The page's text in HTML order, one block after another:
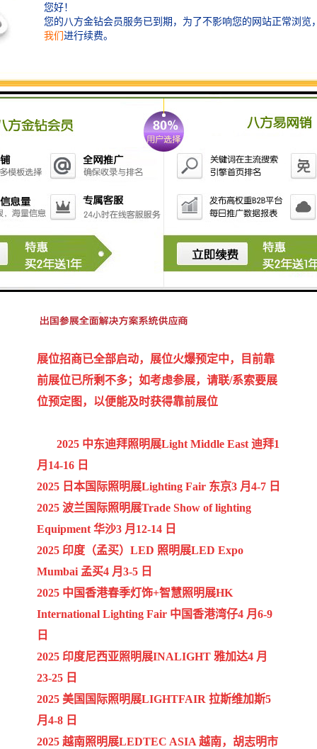
照明展区：
内照明、专业照明、工业照明等。
备/机械及相关产品、LED驱动器及电源供应器、
LED、OLED、FEL、无机EL
及其他照明设备。
【参展咨询】广州中际展览策划有限公司
中际展览具有20年的外展服务经验！展位预定-展品运
输-签证-机票酒店-补贴一站式服务
地址：广州市番禺区迎宾路93号信基玥岛创展中心1606-
1607室
展位招商已全部启动，展位火爆预定中，目前靠
前展位已所剩不多；如考虑参展，请联/系索要展
位预定图，以便能及时获得靠前展位
2025 中东迪拜照明展Light Middle East 迪拜1
月14-16 日
2025 日本国际照明展Lighting Fair 东京3 月4-7 日
2025 波兰国际照明展Trade Show of lighting
Equipment 华沙3 月12-14 日
2025 印度（孟买）LED 照明展LED Expo
Mumbai 孟买4 月3-5 日
2025 中国香港春季灯饰+智慧照明展HK
International Lighting Fair 中国香港湾仔4 月6-9
日
2025 印度尼西亚照明展INALIGHT 雅加达4 月
23-25 日
2025 美国国际照明展LIGHTFAIR 拉斯维加斯5
月4-8 日
2025 越南照明展LEDTEC ASIA 越南，胡志明市